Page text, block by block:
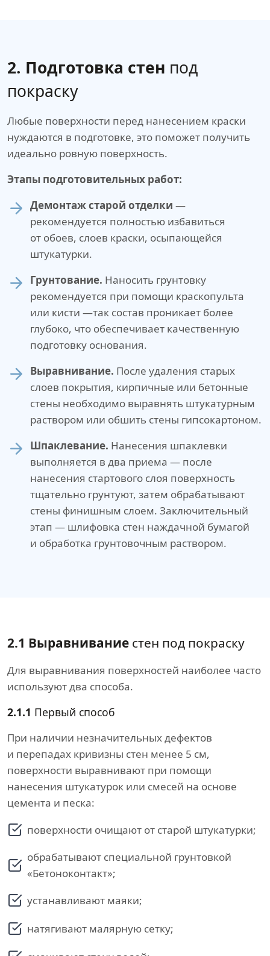
2. Подготовка стен под
покраску
Любые поверхности перед нанесением краски
нуждаются в подготовке, это поможет получить
идеально ровную поверхность.
Этапы подготовительных работ:
Демонтаж старой отделки —
рекомендуется полностью избавиться
от обоев, слоев краски, осыпающейся
штукатурки.
Грунтование. Наносить грунтовку
рекомендуется при помощи краскопульта
или кисти —так состав проникает более
глубоко, что обеспечивает качественную
подготовку основания.
Выравнивание. После удаления старых
слоев покрытия, кирпичные или бетонные
стены необходимо выравнять штукатурным
раствором или обшить стены гипсокартоном.
Шпаклевание. Нанесения шпаклевки
выполняется в два приема — после
нанесения стартового слоя поверхность
тщательно грунтуют, затем обрабатывают
стены финишным слоем. Заключительный
этап — шлифовка стен наждачной бумагой
и обработка грунтовочным раствором.
2.1 Выравнивание стен под покраску
Для выравнивания поверхностей наиболее часто
используют два способа.
2.1.1 Первый способ
При наличии незначительных дефектов
и перепадах кривизны стен менее 5 см,
поверхности выравнивают при помощи
нанесения штукатурок или смесей на основе
цемента и песка:
поверхности очищают от старой штукатурки;
обрабатывают специальной грунтовкой
«Бетоноконтакт»;
устанавливают маяки;
натягивают малярную сетку;